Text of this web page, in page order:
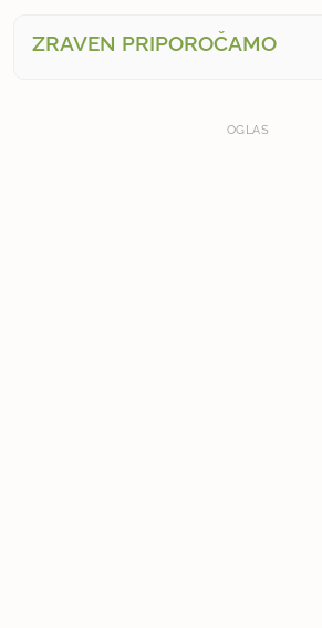
ZRAVEN PRIPOROČAMO
OGLAS